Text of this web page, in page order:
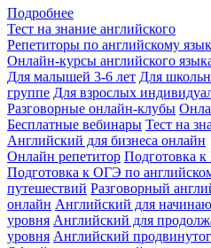
Подробнее
Тест на знание английского
Репетиторы по английскому
Онлайн-курсы английского
Для малышей 3-6 лет Для
группе Для взрослых
Разговорные онлайн-клубы
Бесплатные вебинары Тест на
Английский для бизнеса онлайн
Онлайн репетитор Подготовка
Подготовка к ОГЭ по
путешествий Разговорный
онлайн Английский для
уровня Английский для
уровня Английский